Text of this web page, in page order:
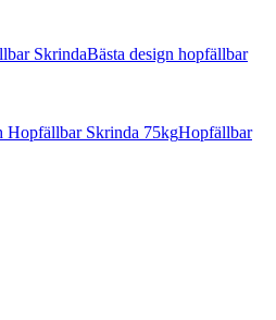
SkrindaBästa design hopfällbar
Hopfällbar Skrinda 75kgHopfällbar